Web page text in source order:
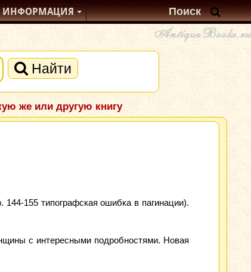
ИНФОРМАЦИЯ
Найти
же или другую книгу
144-155 типографская ошибка в пагинации).
с интересными подробностями. Новая